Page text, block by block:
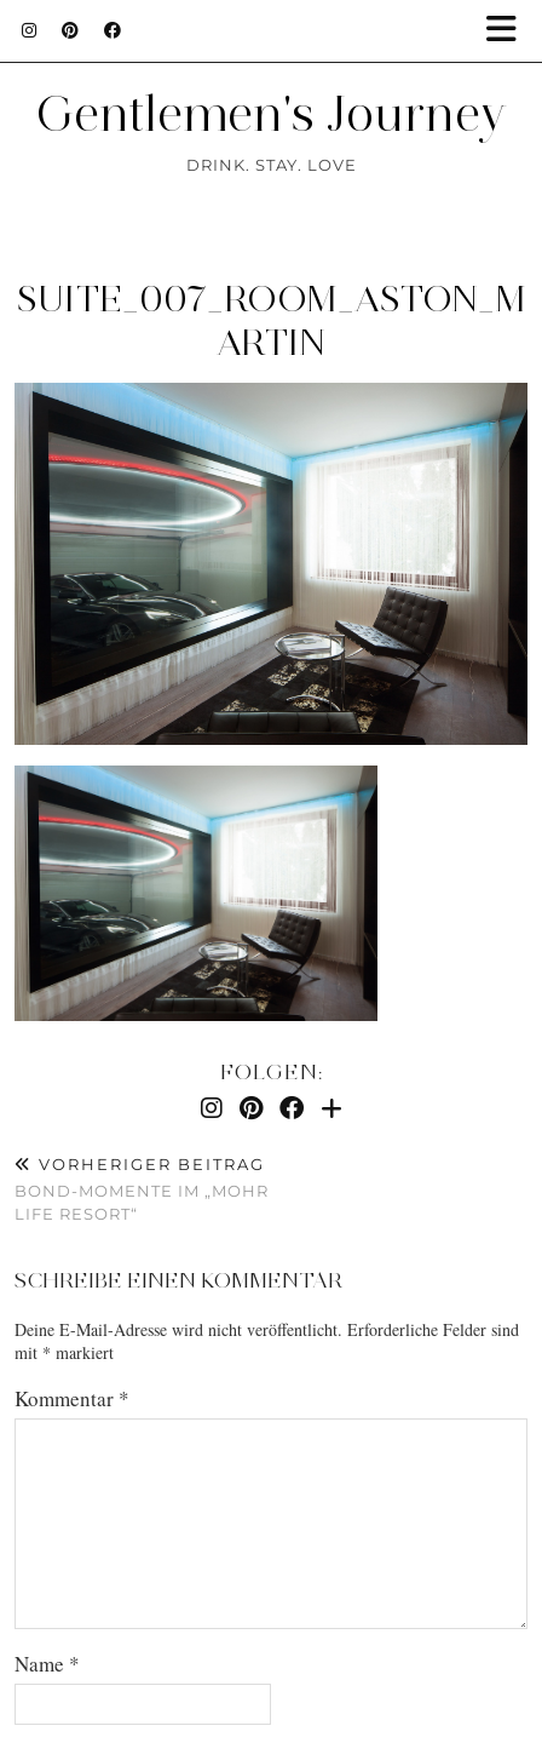
Gentlemen's Journey
DRINK. STAY. LOVE
SUITE_007_ROOM_ASTON_M
ARTIN
FOLGEN:
VORHERIGER BEITRAG
BOND-MOMENTE IM „MOHR
LIFE RESORT“
SCHREIBE EINEN KOMMENTAR
Deine E-Mail-Adresse wird nicht veröffentlicht. Erforderliche Felder sind
mit * markiert
Kommentar *
Name *